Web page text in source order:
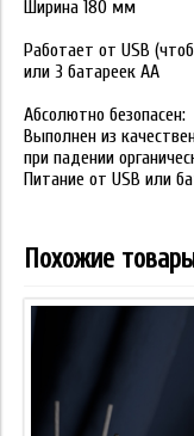
Ширина 180 мм
Работает от USB
или 3 батареек АА
Абсолютно безопасен:
Выполнен из
при падении
Питание от USB или
Похожие